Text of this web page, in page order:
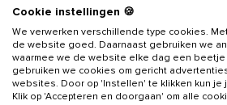
Drenthe, omgeving Coevorden
15 - 34 15 15 Nee
Cookie instellingen 🍪
We verwerken verschillende type cookies.
de website goed. Daarnaast gebruiken we
waarmee we de website elke dag een beetje
gebruiken we cookies om gericht
websites. Door op 'Instellen' te klikken kun je
Klik op 'Accepteren en doorgaan' om alle